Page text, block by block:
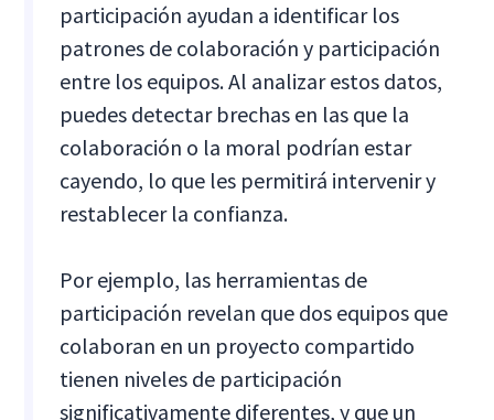
participación ayudan a identificar los
patrones de colaboración y participación
entre los equipos. Al analizar estos datos,
puedes detectar brechas en las que la
colaboración o la moral podrían estar
cayendo, lo que les permitirá intervenir y
restablecer la confianza.
Por ejemplo, las herramientas de
participación revelan que dos equipos que
colaboran en un proyecto compartido
tienen niveles de participación
significativamente diferentes, y que un